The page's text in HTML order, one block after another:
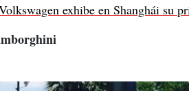
exhibe en Shanghái su